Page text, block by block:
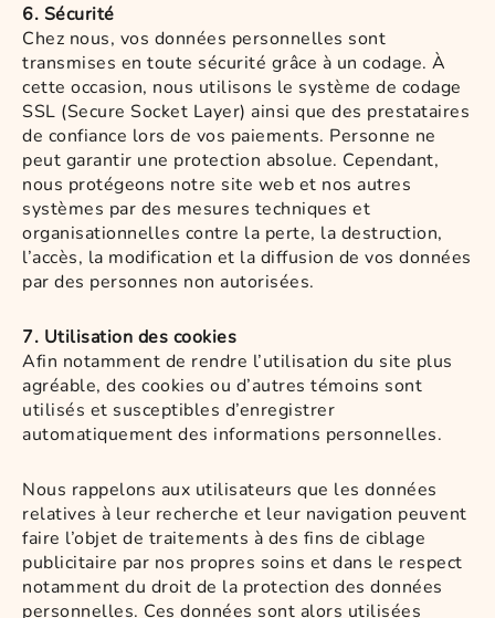
6. Sécurité
Chez nous, vos données personnelles sont
transmises en toute sécurité grâce à un codage. À
cette occasion, nous utilisons le système de codage
SSL (Secure Socket Layer) ainsi que des prestataires
de confiance lors de vos paiements. Personne ne
peut garantir une protection absolue. Cependant,
nous protégeons notre site web et nos autres
systèmes par des mesures techniques et
organisationnelles contre la perte, la destruction,
l’accès, la modification et la diffusion de vos données
par des personnes non autorisées.
7. Utilisation des cookies
Afin notamment de rendre l’utilisation du site plus
agréable, des cookies ou d’autres témoins sont
utilisés et susceptibles d’enregistrer
automatiquement des informations personnelles.
Nous rappelons aux utilisateurs que les données
relatives à leur recherche et leur navigation peuvent
faire l’objet de traitements à des fins de ciblage
publicitaire par nos propres soins et dans le respect
notamment du droit de la protection des données
personnelles. Ces données sont alors utilisées